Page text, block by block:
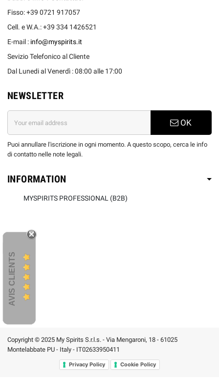
Fisso: +39 0721 917057
Cell. e W.A.: +39 334 1426521
E-mail : info@myspirits.it
Sevizio Telefonico al Cliente
Dal Lunedi al Venerdì : 08:00 alle 17:00
NEWSLETTER
OK
Puoi annullare l'iscrizione in ogni momento. A questo scopo, cerca le info
di contatto nelle note legali.
INFORMATION
MYSPIRITS PROFESSIONAL (B2B)
AVIS CLIENTS
Copyright © 2025 My Spirits S.r.l.s. - Via Mengaroni, 18 - 61025
Montelabbate PU - Italy - IT02633950411
Privacy Policy Cookie Policy